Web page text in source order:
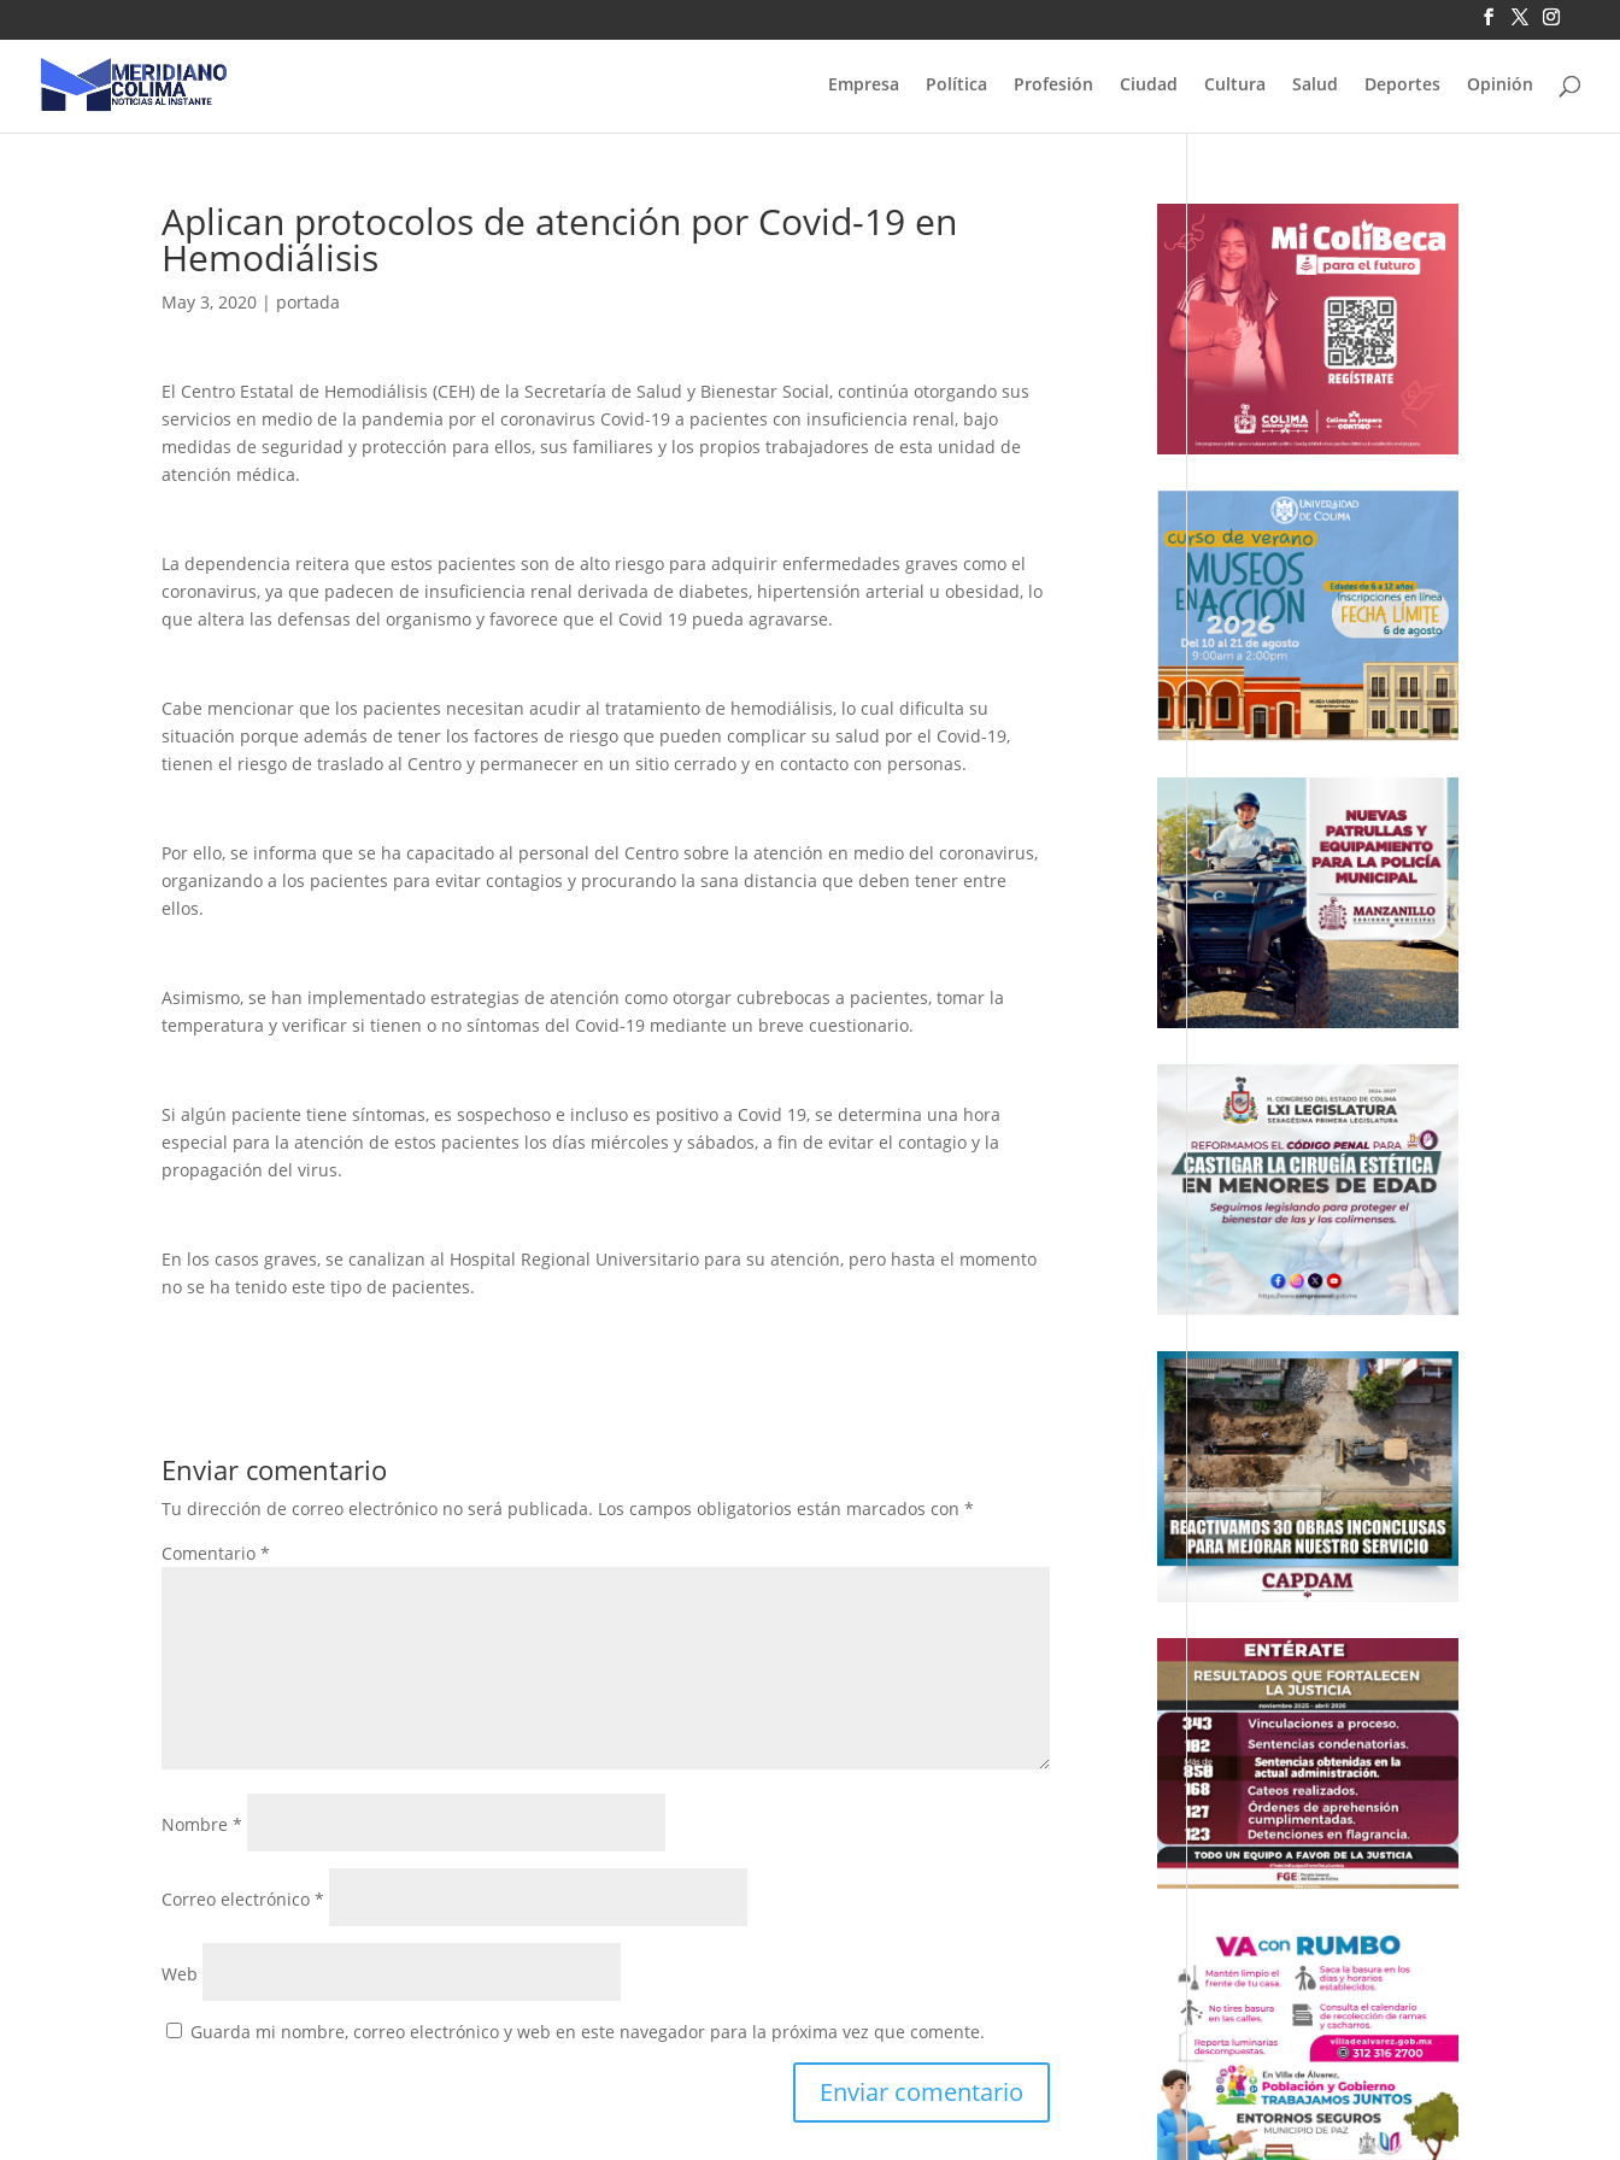
Empresa Política Profesión Ciudad Cultura Salud Deportes Opinión
Aplican protocolos de atención por Covid-19 en
Hemodiálisis
May 3, 2020 | portada
El Centro Estatal de Hemodiálisis (CEH) de la Secretaría de Salud y Bienestar Social, continúa otorgando sus
servicios en medio de la pandemia por el coronavirus Covid-19 a pacientes con insuficiencia renal, bajo
medidas de seguridad y protección para ellos, sus familiares y los propios trabajadores de esta unidad de
atención médica.
La dependencia reitera que estos pacientes son de alto riesgo para adquirir enfermedades graves como el
coronavirus, ya que padecen de insuficiencia renal derivada de diabetes, hipertensión arterial u obesidad, lo
que altera las defensas del organismo y favorece que el Covid 19 pueda agravarse.
Cabe mencionar que los pacientes necesitan acudir al tratamiento de hemodiálisis, lo cual dificulta su
situación porque además de tener los factores de riesgo que pueden complicar su salud por el Covid-19,
tienen el riesgo de traslado al Centro y permanecer en un sitio cerrado y en contacto con personas.
Por ello, se informa que se ha capacitado al personal del Centro sobre la atención en medio del coronavirus,
organizando a los pacientes para evitar contagios y procurando la sana distancia que deben tener entre
ellos.
Asimismo, se han implementado estrategias de atención como otorgar cubrebocas a pacientes, tomar la
temperatura y verificar si tienen o no síntomas del Covid-19 mediante un breve cuestionario.
Si algún paciente tiene síntomas, es sospechoso e incluso es positivo a Covid 19, se determina una hora
especial para la atención de estos pacientes los días miércoles y sábados, a fin de evitar el contagio y la
propagación del virus.
En los casos graves, se canalizan al Hospital Regional Universitario para su atención, pero hasta el momento
no se ha tenido este tipo de pacientes.
Enviar comentario
Tu dirección de correo electrónico no será publicada. Los campos obligatorios están marcados con*
Comentario*
Nombre*
Correo electrónico*
Web
Guarda mi nombre, correo electrónico y web en este navegador para la próxima vez que comente.